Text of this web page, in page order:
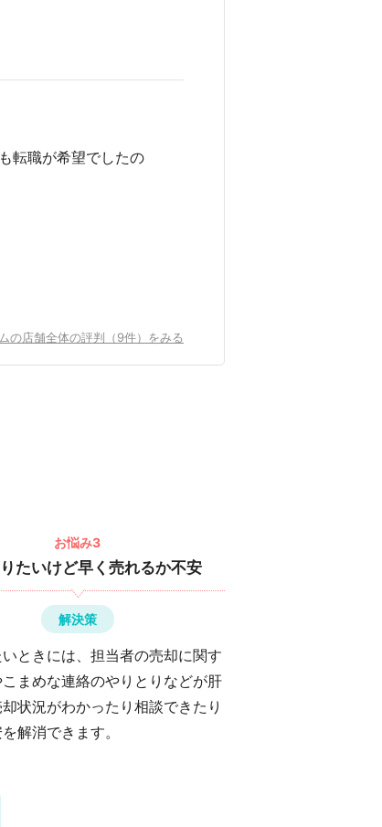
転職が希望でしたの
の店舗全体の評判（9件）をみる
お悩み3
たいけど早く売れるか不安
解決策
ときには、担当者の売却に関す
まめな連絡のやりとりなどが肝
状況がわかったり相談できたり
解消できます。